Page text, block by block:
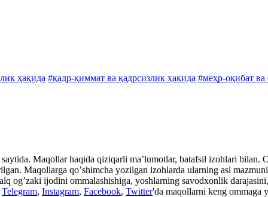
ҳақида #қадр-қиммат ва қадрсизлик ҳақида #меҳр-оқибат ва
Maqollar haqida qiziqarli maʼlumotlar, batafsil izohlari bilan.
Maqollarga qoʼshimcha yozilgan izohlarda ularning asl
ogʼzaki ijodini ommalashishiga, yoshlarning savodxonlik
Telegram, Instagram, Facebook, Twitter'da maqollarni keng ommaga